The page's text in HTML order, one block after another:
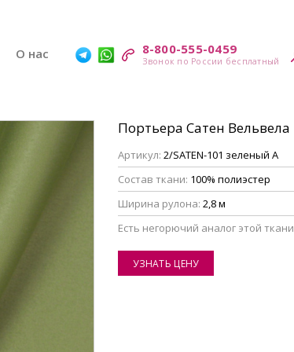
8-800-555-0459
О нас
Портьера Сатен Вельвела
Артикул:2/SATEN-101 зеленый А
Состав ткани: 100% полиэстер
Ширина рулона:2,8 м
Eсть негорючий аналог этой ткани
УЗНАТЬ ЦЕНУ